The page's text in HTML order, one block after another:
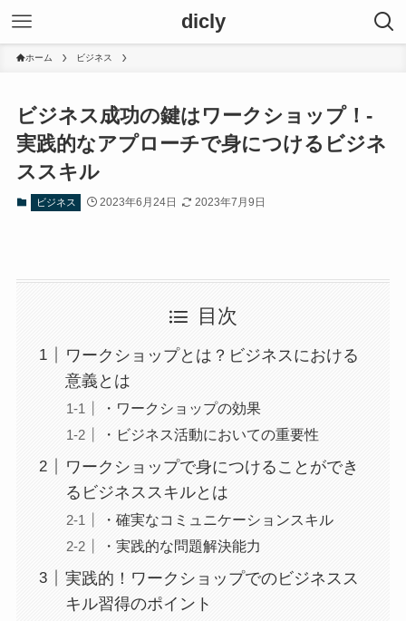
dicly
ホーム ビジネス
ビジネス成功の鍵はワークショップ！-
実践的なアプローチで身につけるビジネ
ススキル
ビジネス 2023年6月24日 2023年7月9日
目次
ワークショップとは？ビジネスにおける
意義とは
・ワークショップの効果
・ビジネス活動においての重要性
ワークショップで身につけることができ
るビジネススキルとは
・確実なコミュニケーションスキル
・実践的な問題解決能力
実践的！ワークショップでのビジネスス
キル習得のポイント